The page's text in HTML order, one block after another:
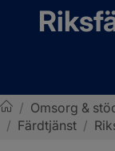
Sotenäs kommun
/ Omsorg &
/ Färdtjänst /